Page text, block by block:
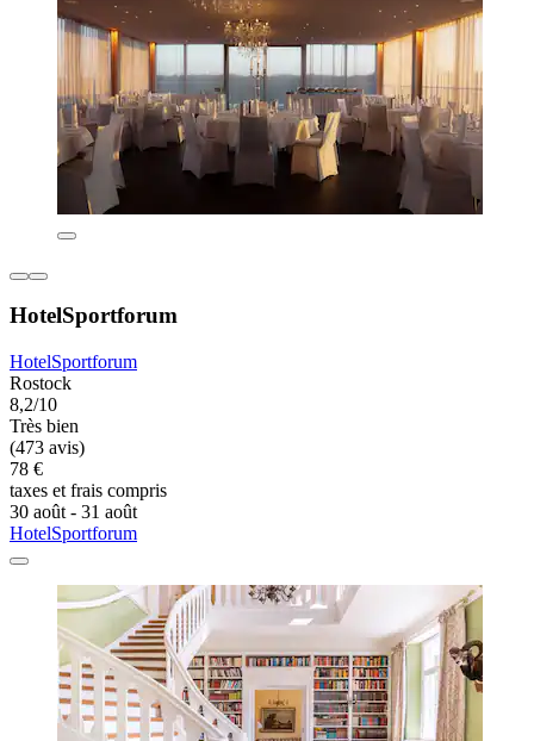
HotelSportforum
HotelSportforum
Rostock
8,2/10
Très bien
(473 avis)
78 €
taxes et frais compris
30 août - 31 août
HotelSportforum